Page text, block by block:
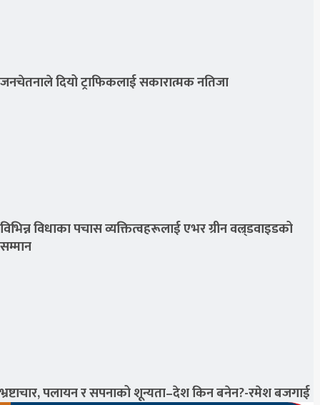
जनचेतनाले दियो ट्राफिकलाई सकारात्मक नतिजा
विभिन्न विधाका पचास व्यक्तित्वहरूलाई एभर ग्रीन वल्र्डवाइडको
सम्मान
भ्रष्टाचार, पलायन र सपनाको शून्यता–देश किन बनेन?-रमेश बजगाई